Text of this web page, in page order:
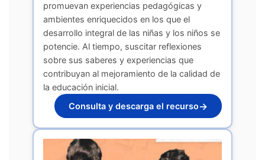
promuevan experiencias pedagógicas y
ambientes enriquecidos en los que el
desarrollo integral de las niñas y los niños se
potencie. Al tiempo, suscitar reflexiones
sobre sus saberes y experiencias que
contribuyan al mejoramiento de la calidad de
la educación inicial.
Consulta y descarga el recurso→